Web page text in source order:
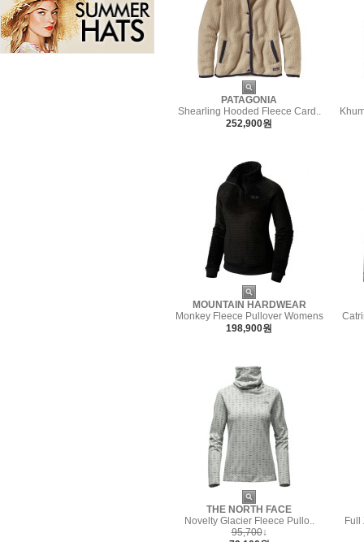
PATAGONIA
Shearling Hooded Fleece Card..
252,900원
MOUNTAIN HARDWEAR
Monkey Fleece Pullover Womens
198,900원
THE NORTH FACE
Novelty Glacier Fleece Pullo..
95,700↓
Full